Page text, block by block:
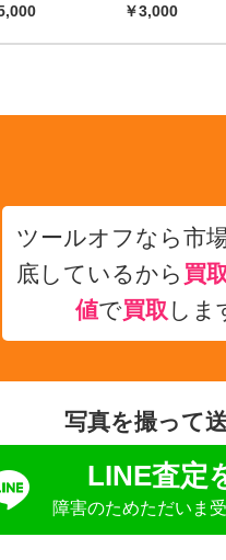
￥3,000
ツールオフなら市
底しているから 買
値で買取 しま
写真を撮って
LINE査定
障害のためただいま